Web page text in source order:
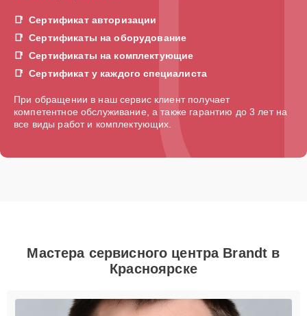
Сертификат авторизации
Сертификаты на оборудование
Сертификаты на комплектующие
Сертификат у каждого специалиста
При обращении в наш сервис клиент получает
компетентное обслуживание, а также гарантию до 3 лет на
все виды работ и комплектующих.
Мастера сервисного центра Brandt в
Красноярске